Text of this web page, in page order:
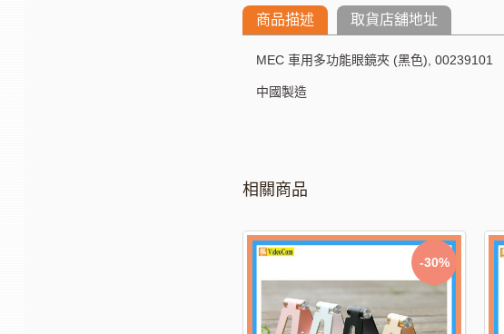
商品描述 取貨店舖地址
MEC 車用多功能眼鏡夾 (黑色), 00239101
中國製造
相關商品
-30%